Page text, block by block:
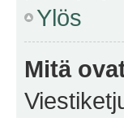
Ylös
Mitä